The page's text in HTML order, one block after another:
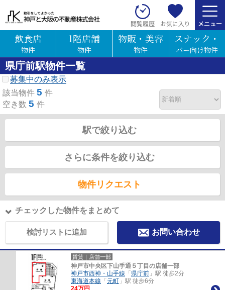
閲覧履歴 お気に入り
飲食店
物件
1階店舗
物件
物販・美容
物件
スナック・
バー向け物件
県庁前駅物件一覧
募集中のみ表示
該当物件 5 件
空き数 5 件
駅で絞り込む
さらに条件を絞り込む
物件リクエスト
チェックした物件をまとめて
検討リストに追加 お問い合わせ
賃貸｜店舗一部
神戸市中央区下山手通５丁目の店舗一部
神戸市西神・山手線 「 県庁前 」駅 徒歩2分
東海道本線 「 元町 」駅 徒歩6分